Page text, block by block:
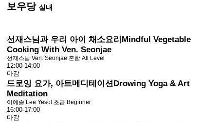
보우당 실내
선재스님과 우리 아이 채소요리 Mindful Vegetable
Cooking With Ven. Seonjae
선재스님 Ven. Seonjae 혼합 All Level
12:00-14:00
마감
드로잉 요가, 아트메디테이션 Drowing Yoga & Art
Meditation
이예솔 Lee Yesol 초급 Beginner
16:00-17:00
마감